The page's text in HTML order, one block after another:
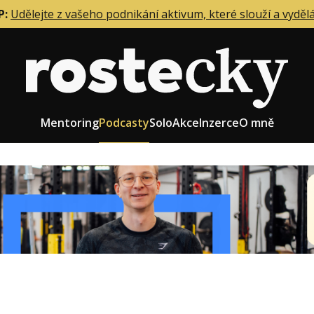
Udělejte z vašeho podnikání aktivum, které slouží a
MentoringPodcastySoloAkceInzerceO mně
firmy
zaměstnanců
Role zakladatele/CEO
Růst firmy